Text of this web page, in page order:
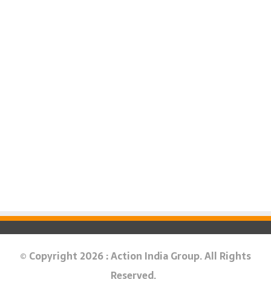
© Copyright 2026 : Action India Group. All Rights
Reserved.